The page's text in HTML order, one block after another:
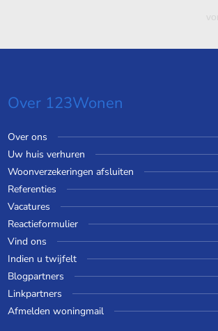
Over 123Wonen
Over ons
Uw huis verhuren
Woonverzekeringen afsluiten
Referenties
Vacatures
Reactieformulier
Vind ons
Indien u twijfelt
Blogpartners
Linkpartners
Afmelden woningmail